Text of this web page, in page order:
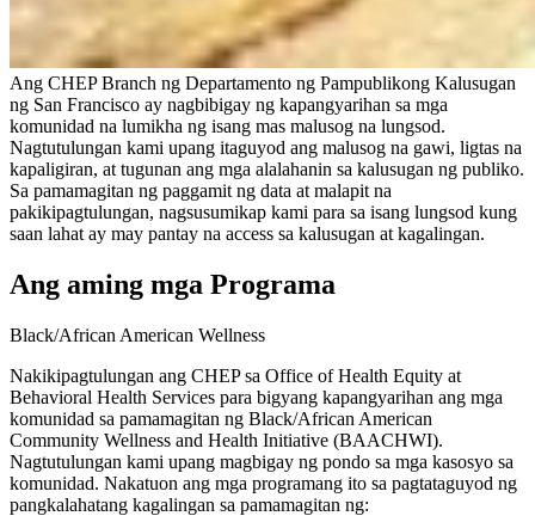
Ang CHEP Branch ng Departamento ng Pampublikong Kalusugan
ng San Francisco ay nagbibigay ng kapangyarihan sa mga
komunidad na lumikha ng isang mas malusog na lungsod.
Nagtutulungan kami upang itaguyod ang malusog na gawi, ligtas na
kapaligiran, at tugunan ang mga alalahanin sa kalusugan ng publiko.
Sa pamamagitan ng paggamit ng data at malapit na
pakikipagtulungan, nagsusumikap kami para sa isang lungsod kung
saan lahat ay may pantay na access sa kalusugan at kagalingan.
Ang aming mga Programa
Black/African American Wellness
Nakikipagtulungan ang CHEP sa Office of Health Equity at
Behavioral Health Services para bigyang kapangyarihan ang mga
komunidad sa pamamagitan ng Black/African American
Community Wellness and Health Initiative (BAACHWI).
Nagtutulungan kami upang magbigay ng pondo sa mga kasosyo sa
komunidad. Nakatuon ang mga programang ito sa pagtataguyod ng
pangkalahatang kagalingan sa pamamagitan ng: